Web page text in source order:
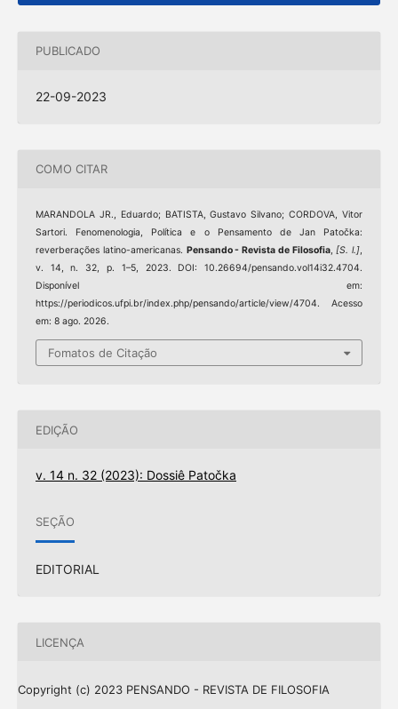
PUBLICADO
22-09-2023
COMO CITAR
MARANDOLA JR., Eduardo; BATISTA, Gustavo Silvano; CORDOVA, Vitor
Sartori. Fenomenologia, Política e o Pensamento de Jan Patočka:
reverberações latino-americanas. Pensando - Revista de Filosofia,[S. l.],
v. 14, n. 32, p. 1–5, 2023. DOI: 10.26694/pensando.vol14i32.4704.
Disponível em:
https://periodicos.ufpi.br/index.php/pensando/article/view/4704. Acesso
em: 8 ago. 2026.
Fomatos de Citação
EDIÇÃO
v. 14 n. 32 (2023): Dossiê Patočka
SEÇÃO
EDITORIAL
LICENÇA
Copyright (c) 2023 PENSANDO - REVISTA DE FILOSOFIA